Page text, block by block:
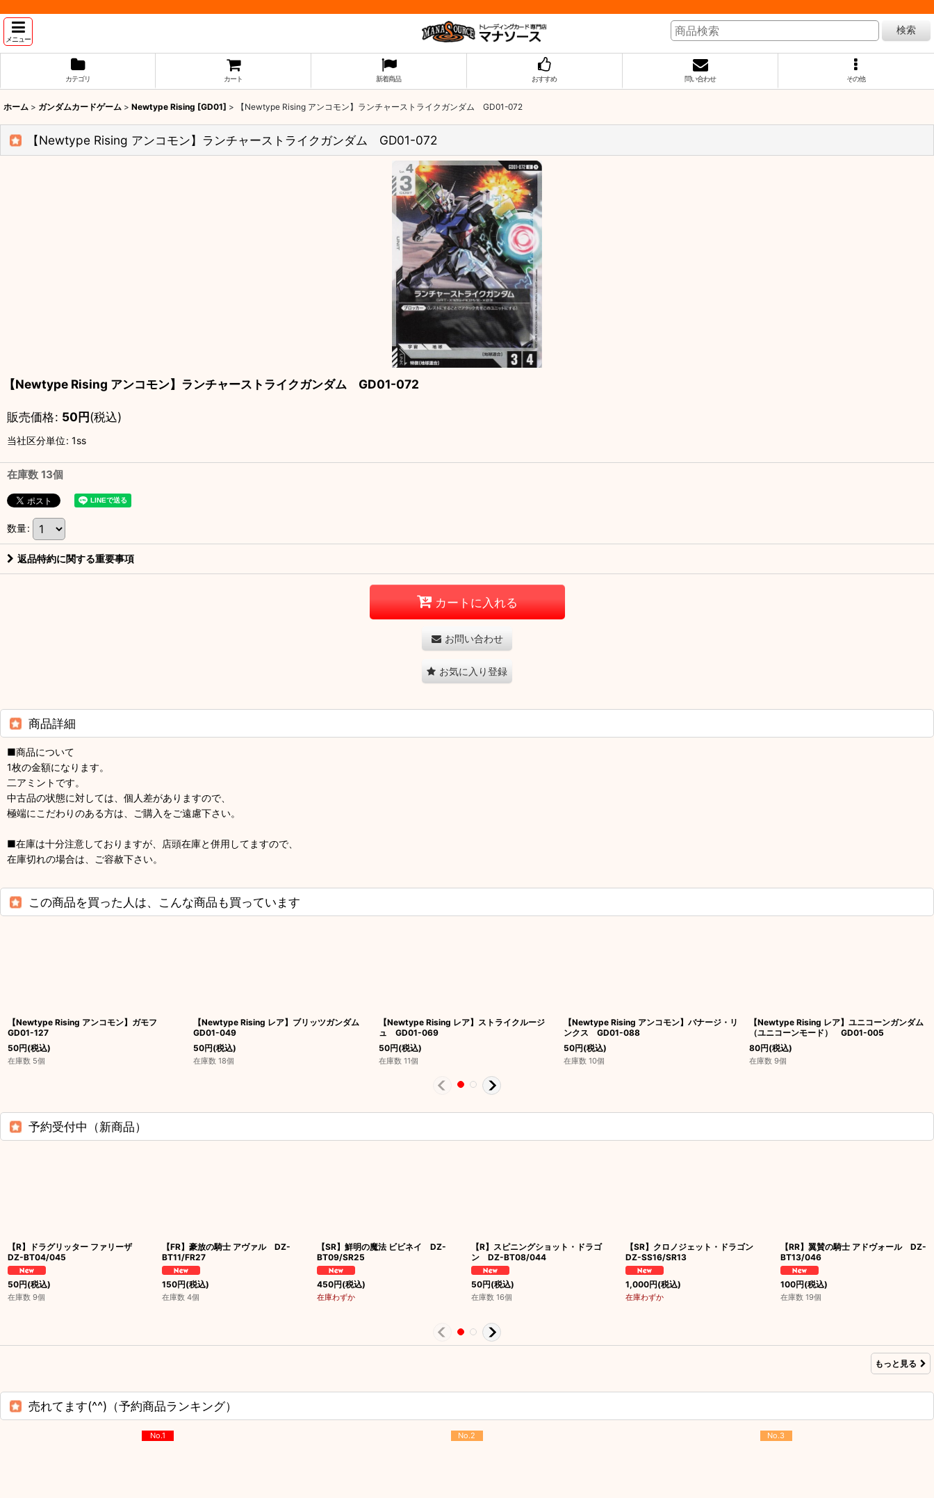
メニュー
検索
カテゴリ カート 新着商品 おすすめ 問い合わせ その他
ホーム > ガンダムカードゲーム > Newtype Rising [GD01] > 【Newtype Rising アンコモン】ランチャーストライクガンダム GD01-072
【Newtype Rising アンコモン】ランチャーストライクガンダム GD01-072
【Newtype Rising アンコモン】ランチャーストライクガンダム GD01-072
販売価格: 50円(税込)
当社区分単位: 1ss
在庫数 13個
数量:
返品特約に関する重要事項
カートに入れる
お問い合わせ
お気に入り登録
商品詳細
■商品について
1枚の金額になります。
二アミントです。
中古品の状態に対しては、個人差がありますので、
極端にこだわりのある方は、ご購入をご遠慮下さい。
■在庫は十分注意しておりますが、店頭在庫と併用してますので、
在庫切れの場合は、ご容赦下さい。
この商品を買った人は、こんな商品も買っています
【Newtype Rising アンコモン】ガモフ
GD01-127
50円(税込)
在庫数 5個
【Newtype Rising レア】ブリッツガンダム
GD01-049
50円(税込)
在庫数 18個
【Newtype Rising レア】ストライクルージ
ュ GD01-069
50円(税込)
在庫数 11個
【Newtype Rising アンコモン】バナージ・リ
ンクス GD01-088
50円(税込)
在庫数 10個
【Newtype Rising レア】ユニコーンガンダム
（ユニコーンモード） GD01-005
80円(税込)
在庫数 9個
予約受付中（新商品）
【R】ドラグリッター ファリーザ
DZ-BT04/045
50円(税込)
在庫数 9個
【FR】豪放の騎士 アヴァル DZ-
BT11/FR27
150円(税込)
在庫数 4個
【SR】鮮明の魔法 ビビネイ DZ-
BT09/SR25
450円(税込)
在庫わずか
【R】スピニングショット・ドラゴ
ン DZ-BT08/044
50円(税込)
在庫数 16個
【SR】クロノジェット・ドラゴン
DZ-SS16/SR13
1,000円(税込)
在庫わずか
【RR】翼賛の騎士 アドヴォール DZ-
BT13/046
100円(税込)
在庫数 19個
もっと見る
売れてます(^^)（予約商品ランキング）
No.1 No.2 No.3